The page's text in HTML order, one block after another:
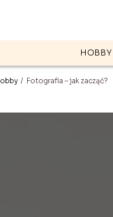
HOBBY
/ Fotografia – jak zacząć?